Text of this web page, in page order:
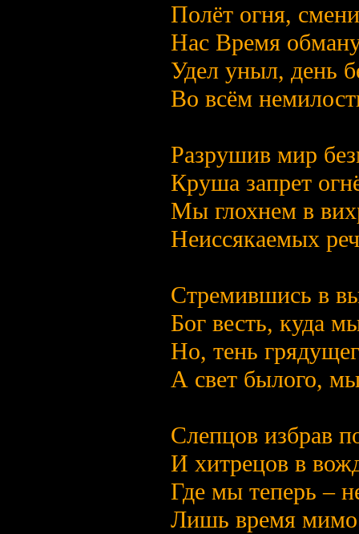
Полёт огня,
Нас Время
Удел уныл, день
Во всём
Разрушив мир
Круша запрет
Мы глохнем в
Неиссякаемых
Стремившись в
Бог весть, куда
Но, тень
А свет былого,
Слепцов избрав
И хитрецов в
Где мы теперь –
Лишь время мимо